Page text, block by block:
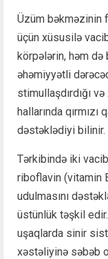
Üzüm bəkməzinin
üçün xüsusilə
körpələrin, həm də
əhəmiyyətli
stimullaşdırdığı
hallarında qırmızı
dəstəklədiyi bilinir.
Tərkibində iki
riboflavin (vitamin
udulmasını
üstünlük təşkil edir.
uşaqlarda sinir
xəstəliyinə səbəb